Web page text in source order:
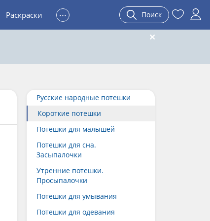
Раскраски ... Поиск
Русские народные потешки
Короткие потешки
Потешки для малышей
Потешки для сна.
Засыпалочки
Утренние потешки.
Просыпалочки
Потешки для умывания
Потешки для одевания